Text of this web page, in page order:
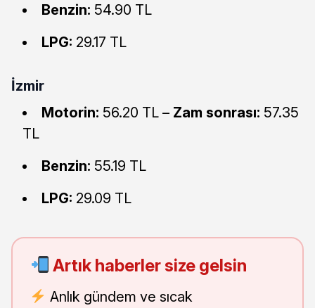
Benzin: 54.90 TL
LPG: 29.17 TL
İzmir
Motorin: 56.20 TL – Zam sonrası: 57.35
TL
Benzin: 55.19 TL
LPG: 29.09 TL
Artık haberler size gelsin
Anlık gündem ve sıcak